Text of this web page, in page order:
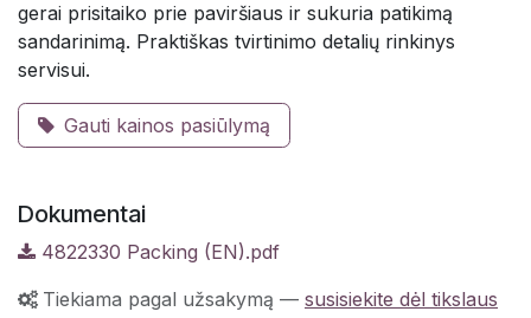
gerai prisitaiko prie paviršiaus ir sukuria patikimą
sandarinimą. Praktiškas tvirtinimo detalių rinkinys
servisui.
Gauti kainos pasiūlymą
Dokumentai
4822330 Packing (EN).pdf
Tiekiama pagal užsakymą — susisiekite dėl tikslaus